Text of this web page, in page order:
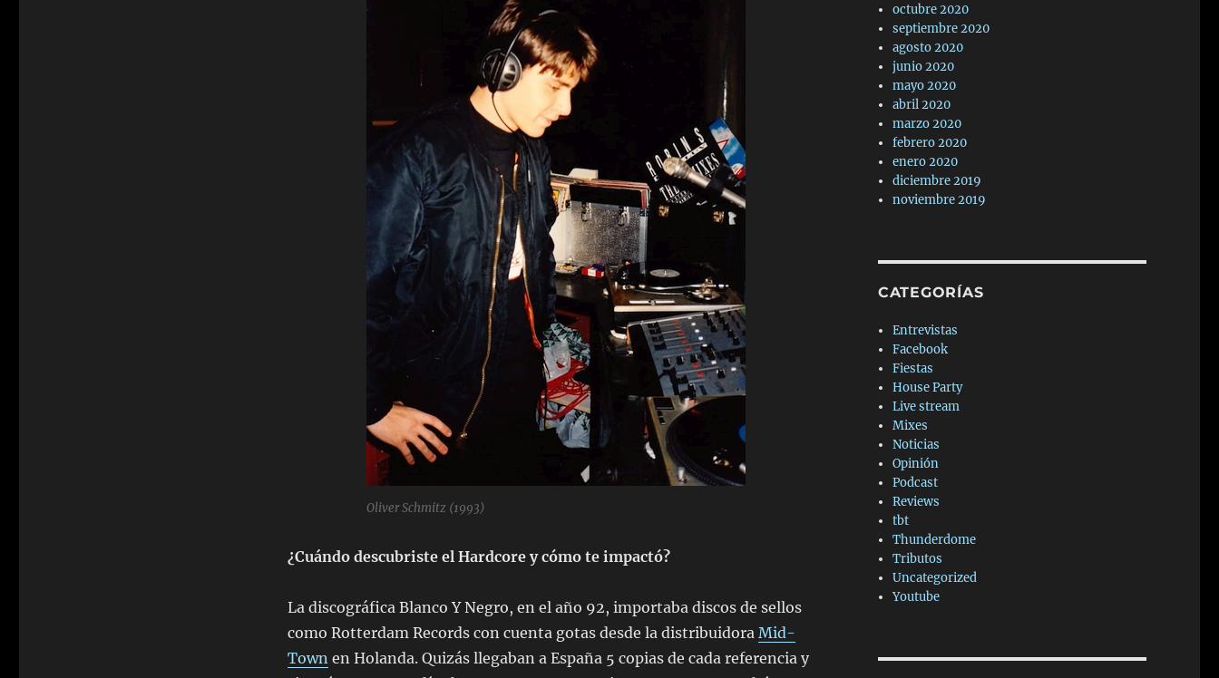
Oliver Schmitz (1993)
¿Cuándo descubriste el Hardcore y cómo te impactó?
La discográfica Blanco Y Negro, en el año 92, importaba discos de sellos
como Rotterdam Records con cuenta gotas desde la distribuidora Mid-
Town en Holanda. Quizás llegaban a España 5 copias de cada referencia y
octubre 2020
septiembre 2020
agosto 2020
junio 2020
mayo 2020
abril 2020
marzo 2020
febrero 2020
enero 2020
diciembre 2019
noviembre 2019
CATEGORÍAS
Entrevistas
Facebook
Fiestas
House Party
Live stream
Mixes
Noticias
Opinión
Podcast
Reviews
tbt
Thunderdome
Tributos
Uncategorized
Youtube